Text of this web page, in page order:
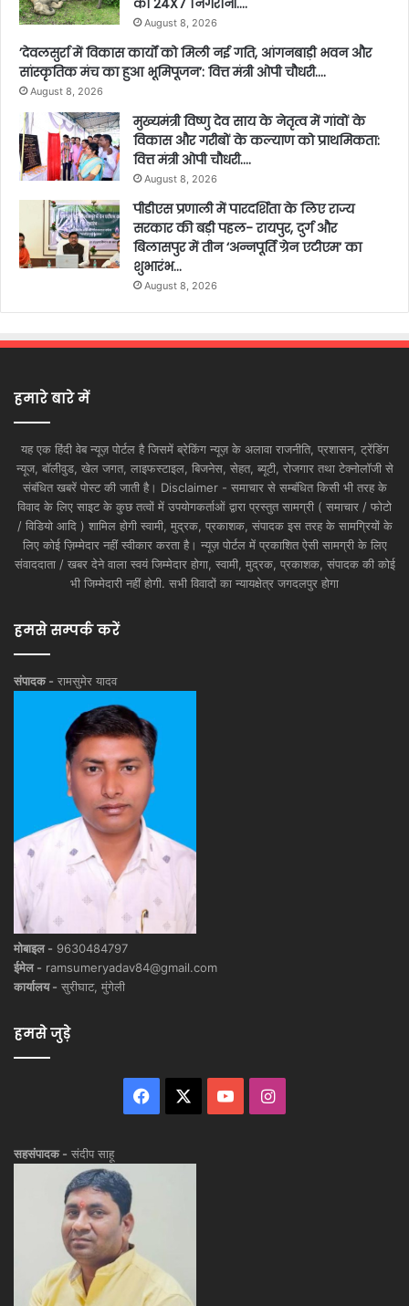
August 8, 2026
’देवलसुर्रा में विकास कार्यों को मिली नई गति, आंगनबाड़ी भवन और
सांस्कृतिक मंच का हुआ भूमिपूजन’: वित्त मंत्री ओपी चौधरी….
August 8, 2026
मुख्यमंत्री विष्णु देव साय के नेतृत्व में गांवों के
विकास और गरीबों के कल्याण को प्राथमिकता:
वित्त मंत्री ओपी चौधरी….
August 8, 2026
पीडीएस प्रणाली में पारदर्शिता के लिए राज्य
सरकार की बड़ी पहल- रायपुर, दुर्ग और
बिलासपुर में तीन ‘अन्नपूर्ति ग्रेन एटीएम‘ का
शुभारंभ…
August 8, 2026
हमारे बारे में
यह एक हिंदी वेब न्यूज़ पोर्टल है जिसमें ब्रेकिंग न्यूज़ के अलावा राजनीति, प्रशासन, ट्रेंडिंग
न्यूज, बॉलीवुड, खेल जगत, लाइफस्टाइल, बिजनेस, सेहत, ब्यूटी, रोजगार तथा टेक्नोलॉजी से
संबंधित खबरें पोस्ट की जाती है। Disclaimer - समाचार से सम्बंधित किसी भी तरह के
विवाद के लिए साइट के कुछ तत्वों में उपयोगकर्ताओं द्वारा प्रस्तुत सामग्री ( समाचार / फोटो
/ विडियो आदि ) शामिल होगी स्वामी, मुद्रक, प्रकाशक, संपादक इस तरह के सामग्रियों के
लिए कोई ज़िम्मेदार नहीं स्वीकार करता है। न्यूज़ पोर्टल में प्रकाशित ऐसी सामग्री के लिए
संवाददाता / खबर देने वाला स्वयं जिम्मेदार होगा, स्वामी, मुद्रक, प्रकाशक, संपादक की कोई
भी जिम्मेदारी नहीं होगी. सभी विवादों का न्यायक्षेत्र जगदलपुर होगा
हमसे सम्पर्क करें
संपादक - रामसुमेर यादव
मोबाइल - 9630484797
ईमेल - ramsumeryadav84@gmail.com
कार्यालय - सुरीघाट, मुंगेली
हमसे जुड़े
Facebook YouTubeInstagram
सहसंपादक - संदीप साहू